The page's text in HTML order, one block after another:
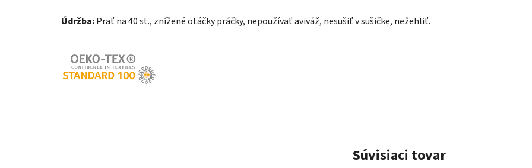
Údržba:Prať na 40 st., znížené otáčky práčky, nepoužívať aviváž, nesušiť v sušičke, nežehliť.
Súvisiaci tovar